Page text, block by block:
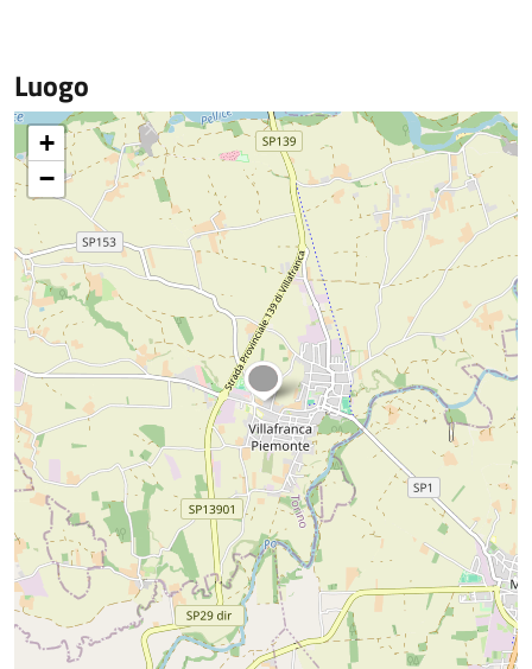
Luogo
+
−